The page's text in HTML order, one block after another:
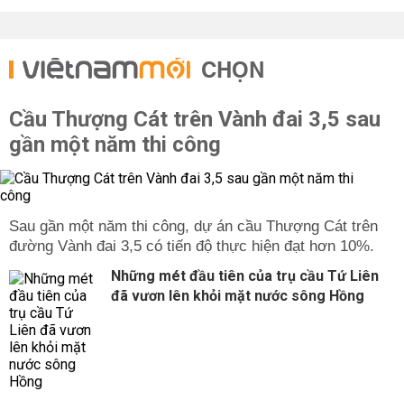
CHỌN
Cầu Thượng Cát trên Vành đai 3,5 sau
gần một năm thi công
Sau gần một năm thi công, dự án cầu Thượng Cát trên
đường Vành đai 3,5 có tiến độ thực hiện đạt hơn 10%.
Những mét đầu tiên của trụ cầu Tứ Liên
đã vươn lên khỏi mặt nước sông Hồng